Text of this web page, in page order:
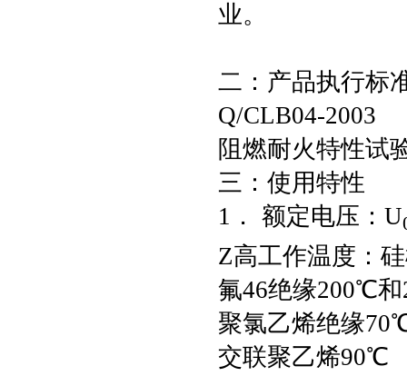
业。
二：产品执行标
Q/CLB04-2003
阻燃耐火特性试
三：使用特性
1． 额定电压：U
Z高工作温度：
氟46绝缘200℃
聚氯乙烯绝缘
交联聚乙烯90℃